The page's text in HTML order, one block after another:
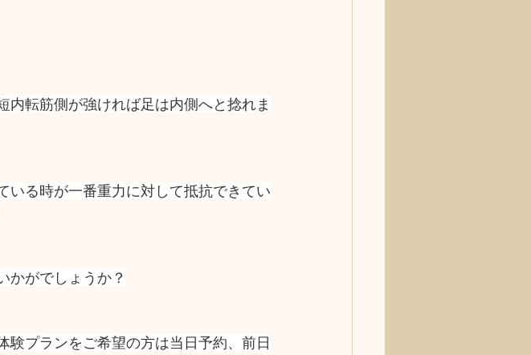
転筋側が強ければ足は内側へと捻れま
いる時が一番重力に対して抵抗できてい
かがでしょうか？
験プランをご希望の方は当日予約、前日